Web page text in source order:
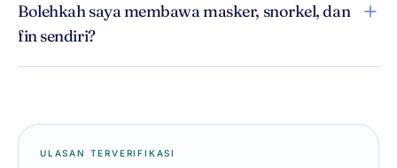
Bolehkah saya membawa masker, snorkel, dan
fin sendiri?
ULASAN TERVERIFIKASI